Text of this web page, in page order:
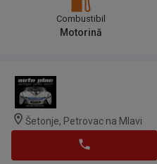
Combustibil
Motorină
Šetonje, Petrovac na Mlavi